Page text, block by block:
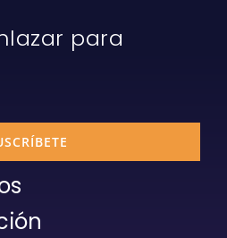
para